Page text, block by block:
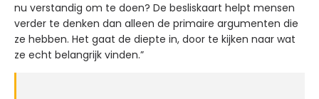
nu verstandig om te doen? De besliskaart helpt mensen
verder te denken dan alleen de primaire argumenten die
ze hebben. Het gaat de diepte in, door te kijken naar wat
ze echt belangrijk vinden.”